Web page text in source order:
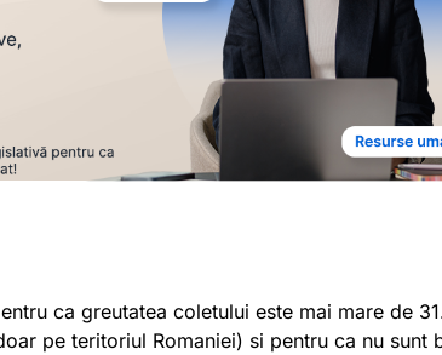
ca greutatea coletului este mai mare de
pe teritoriul Romaniei) si pentru ca nu sunt